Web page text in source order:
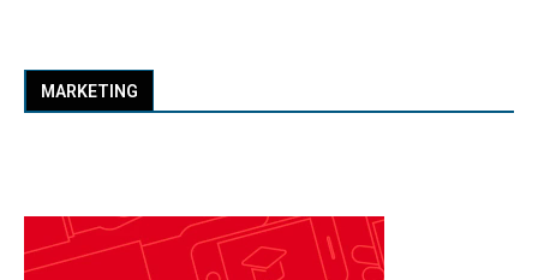
MARKETING